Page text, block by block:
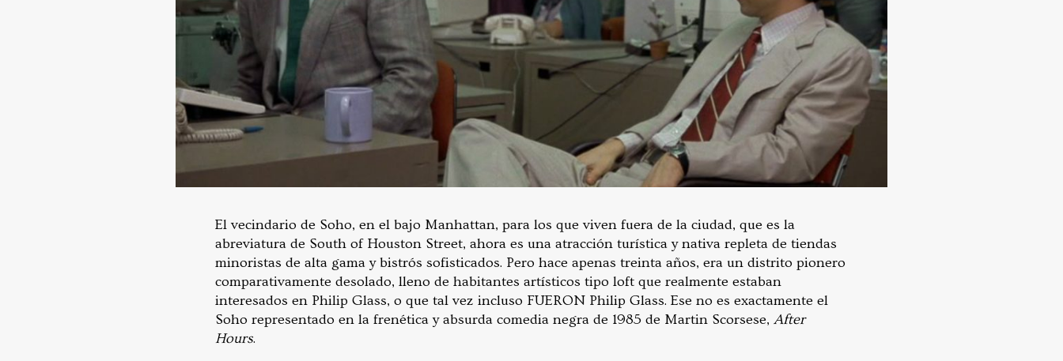
El vecindario de Soho, en el bajo Manhattan, para los que viven fuera de la ciudad, que es la
abreviatura de South of Houston Street, ahora es una atracción turística y nativa repleta de tiendas
minoristas de alta gama y bistrós sofisticados. Pero hace apenas treinta años, era un distrito pionero
comparativamente desolado, lleno de habitantes artísticos tipo loft que realmente estaban
interesados ​​en Philip Glass, o que tal vez incluso FUERON Philip Glass. Ese no es exactamente el
Soho representado en la frenética y absurda comedia negra de 1985 de Martin Scorsese, After
Hours.